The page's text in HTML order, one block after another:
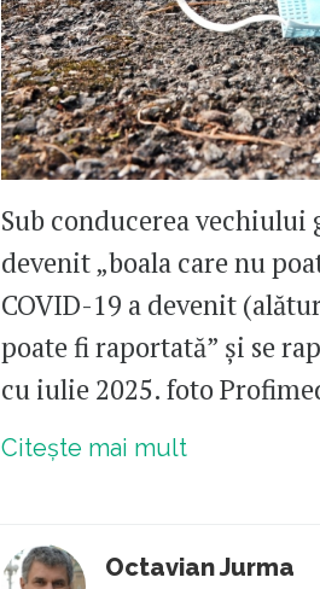
Sub conducerea vechiului
devenit „boala care nu
COVID-19 a devenit
poate fi raportată” și se
cu iulie 2025. foto
Citește mai mult
Octavian Jurma